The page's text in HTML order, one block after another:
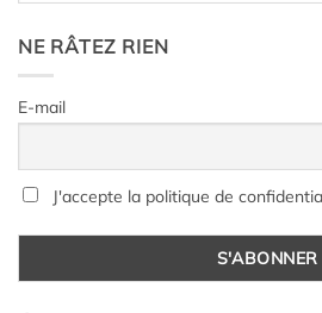
NE RÂTEZ RIEN
E-mail
J'accepte la politique de